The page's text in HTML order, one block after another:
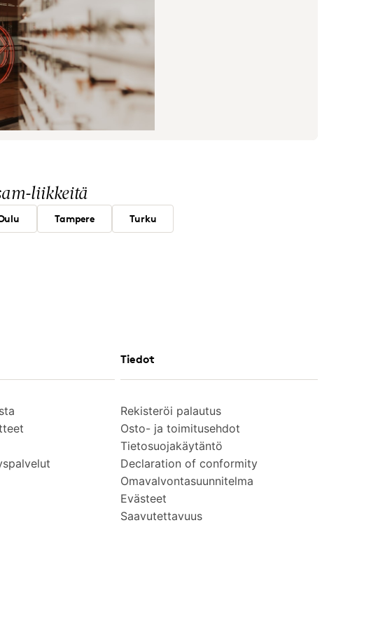
liikkeitä
Tampere Turku
Tiedot
Rekisteröi palautus
Osto- ja toimitusehdot
Tietosuojakäytäntö
Declaration of conformity
Omavalvontasuunnitelma
Evästeet
Saavutettavuus